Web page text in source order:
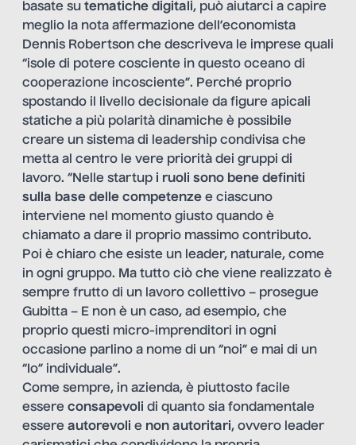
basate su tematiche digitali, può aiutarci a capire
meglio la nota affermazione dell’economista
Dennis Robertson che descriveva le imprese quali
“isole di potere cosciente in questo oceano di
cooperazione incosciente”. Perché proprio
spostando il livello decisionale da figure apicali
statiche a più polarità dinamiche è possibile
creare un sistema di leadership condivisa che
metta al centro le vere priorità dei gruppi di
lavoro. “Nelle startup i ruoli sono bene definiti
sulla base delle competenze e ciascuno
interviene nel momento giusto quando è
chiamato a dare il proprio massimo contributo.
Poi è chiaro che esiste un leader, naturale, come
in ogni gruppo. Ma tutto ciò che viene realizzato è
sempre frutto di un lavoro collettivo – prosegue
Gubitta – E non è un caso, ad esempio, che
proprio questi micro-imprenditori in ogni
occasione parlino a nome di un “noi” e mai di un
“Io” individuale”.
Come sempre, in azienda, è piuttosto facile
essere consapevoli di quanto sia fondamentale
essere autorevoli e non autoritari, ovvero leader